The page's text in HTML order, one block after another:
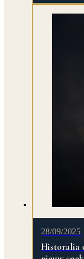
28/09/2025
Historalia